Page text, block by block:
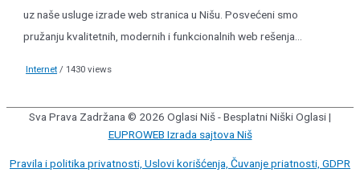
uz naše usluge izrade web stranica u Nišu. Posvećeni smo
pružanju kvalitetnih, modernih i funkcionalnih web rešenja...
Internet / 1430 views
Sva Prava Zadržana © 2026 Oglasi Niš - Besplatni Niški Oglasi|
EUPROWEB Izrada sajtova Niš
Pravila i politika privatnosti, Uslovi korišćenja, Čuvanje priatnosti, GDPR